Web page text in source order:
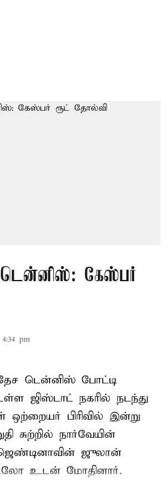
கேஸ்பர்
pm
டென்னிஸ் போட்டி
ஜிஸ்டாட் நகரில் நடந்து
ஒற்றையர் பிரிவில் இன்று
சுற்றில் நார்வேயின்
ஜுலான்
உடன் மோதினார்.